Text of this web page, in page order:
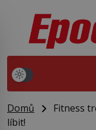
Domů
Fitness
líbit!